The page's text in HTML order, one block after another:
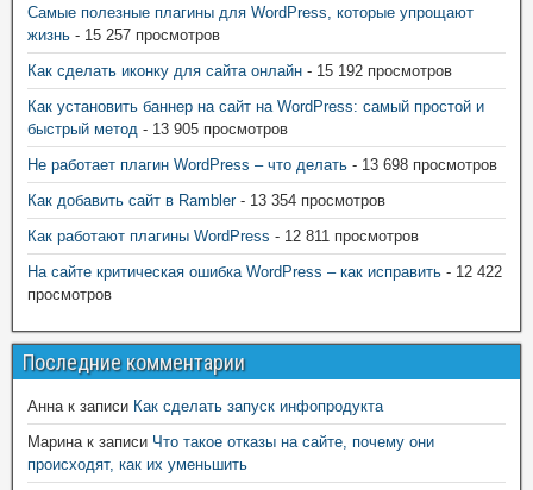
Самые полезные плагины для WordPress, которые упрощают
жизнь - 15 257 просмотров
Как сделать иконку для сайта онлайн - 15 192 просмотров
Как установить баннер на сайт на WordPress: самый простой и
быстрый метод - 13 905 просмотров
Не работает плагин WordPress – что делать - 13 698 просмотров
Как добавить сайт в Rambler- 13 354 просмотров
Как работают плагины WordPress - 12 811 просмотров
На сайте критическая ошибка WordPress – как исправить - 12 422
просмотров
Последние комментарии
Аннак записи Как сделать запуск инфопродукта
Маринак записи Что такое отказы на сайте, почему они
происходят, как их уменьшить